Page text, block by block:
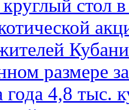
стол
размере
года 4,8 тыс.